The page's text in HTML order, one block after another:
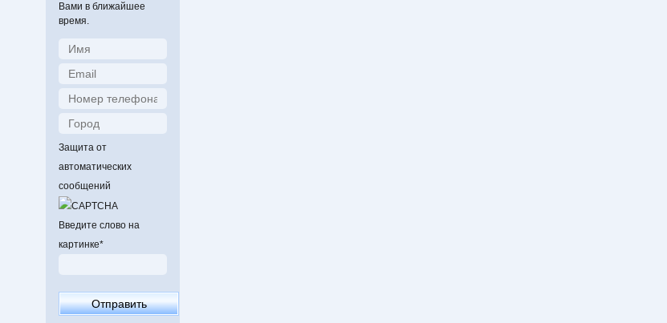
Вами в ближайшее
время.
Защита от
автоматических
сообщений
Введите слово на
картинке*